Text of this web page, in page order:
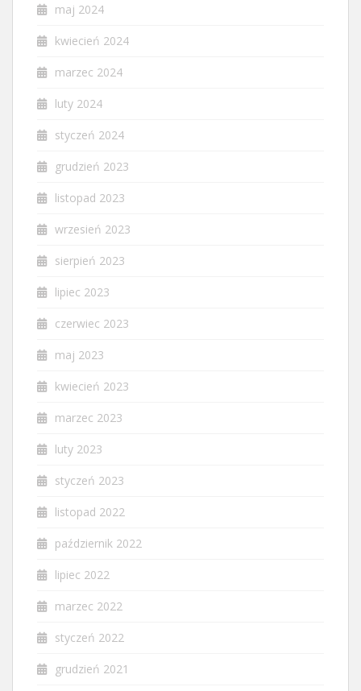
maj 2024
kwiecień 2024
marzec 2024
luty 2024
styczeń 2024
grudzień 2023
listopad 2023
wrzesień 2023
sierpień 2023
lipiec 2023
czerwiec 2023
maj 2023
kwiecień 2023
marzec 2023
luty 2023
styczeń 2023
listopad 2022
październik 2022
lipiec 2022
marzec 2022
styczeń 2022
grudzień 2021